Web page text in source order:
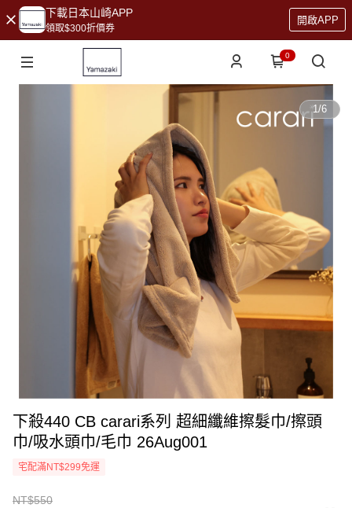
下載日本山崎APP
領取$300折價券
開啟APP
0
1/6
下殺440 CB carari系列 超細纖維擦髮巾/擦頭
巾/吸水頭巾/毛巾 26Aug001
宅配滿NT$299免運
NT$550